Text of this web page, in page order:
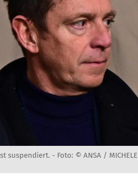
suspendiert. - Foto: © ANSA /